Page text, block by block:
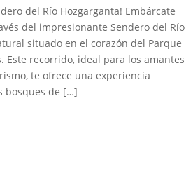
del Río Hozgarganta! Embárcate
del impresionante Sendero del Río
situado en el corazón del Parque
Este recorrido, ideal para los amantes
te ofrece una experiencia
bosques de […]